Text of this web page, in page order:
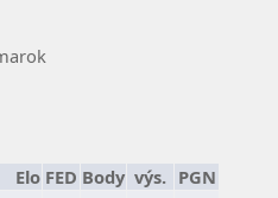
Elo FED Body výs. PGN